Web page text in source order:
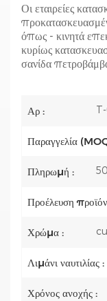
Οι εταιρείες
όπως - κινητά
κυρίως
σανίδα
Αρ :
Παραγγελία
Πληρωμή :
Προέλευση
Χρώμα :
Λιμάνι ναυτιλίας :
Χρόνος ανοχής :